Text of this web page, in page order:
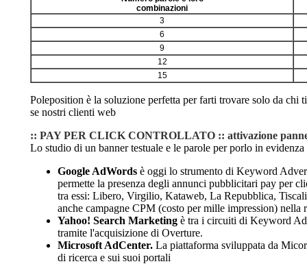
combinazioni
3
6
9
12
15
Poleposition è la soluzione perfetta per farti trovare solo da chi
se nostri clienti web
:: PAY PER CLICK CONTROLLATO :: attivazione
Lo studio di un banner testuale e le parole per porlo in
Google AdWords è oggi lo strumento di Keyword
permette la presenza degli annunci pubblicitari pay per
tra essi: Libero, Virgilio, Kataweb, La Repubblica,
anche campagne CPM (costo per mille impression)
Yahoo! Search Marketing è tra i circuiti di Keyword
tramite l'acquisizione di Overture.
Microsoft AdCenter. La piattaforma sviluppata da
di ricerca e sui suoi portali